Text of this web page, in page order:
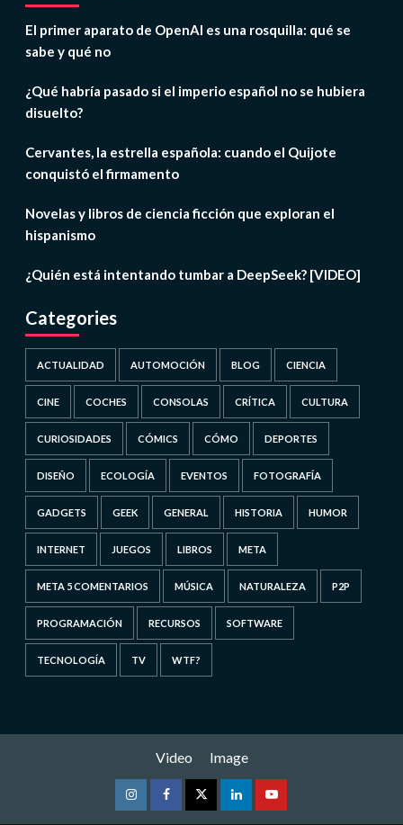
El primer aparato de OpenAI es una rosquilla: qué se
sabe y qué no
¿Qué habría pasado si el imperio español no se hubiera
disuelto?
Cervantes, la estrella española: cuando el Quijote
conquistó el firmamento
Novelas y libros de ciencia ficción que exploran el
hispanismo
¿Quién está intentando tumbar a DeepSeek? [VIDEO]
Categories
ACTUALIDAD AUTOMOCIÓN BLOG CIENCIA
CINE COCHES CONSOLAS CRÍTICA CULTURA
CURIOSIDADES CÓMICS CÓMO DEPORTES
DISEÑO ECOLOGÍA EVENTOS FOTOGRAFÍA
GADGETS GEEK GENERAL HISTORIA HUMOR
INTERNET JUEGOS LIBROS META
META 5 COMENTARIOS MÚSICA NATURALEZA P2P
PROGRAMACIÓN RECURSOS SOFTWARE
TECNOLOGÍA TV WTF?
Video Image
InstagramFacebookTwitterLinkedinYoutube